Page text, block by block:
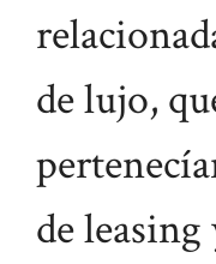
de lujo,
de leasing